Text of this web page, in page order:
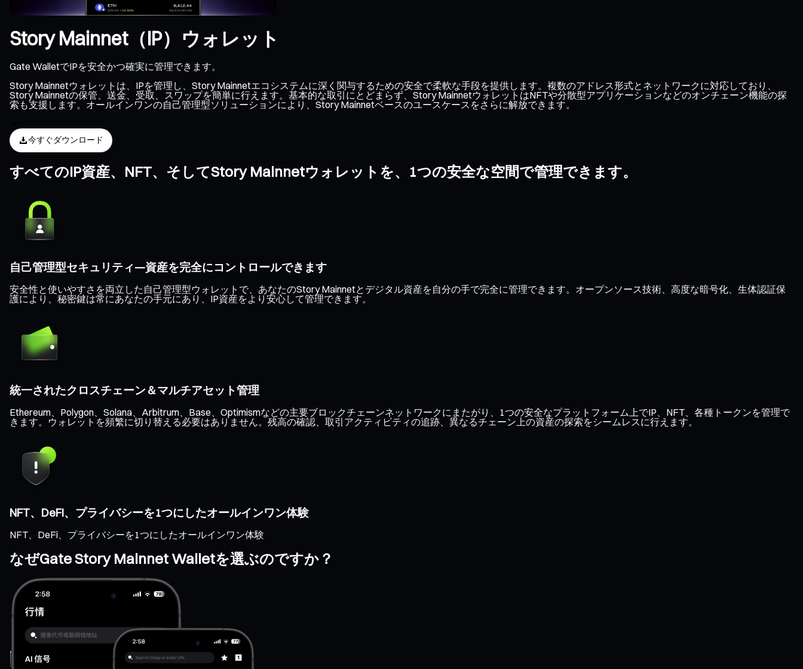
Story Mainnet（IP）ウォレット
Gate WalletでIPを安全かつ確実に管理できます。
Story Mainnetウォレットは、IPを管理し、Story Mainnetエコシステムに深く関与するための安全で柔軟な手段を提供します。複数のアドレス形式とネットワークに対応しており、
Story Mainnetの保管、送金、受取、スワップを簡単に行えます。基本的な取引にとどまらず、Story MainnetウォレットはNFTや分散型アプリケーションなどのオンチェーン機能の探
索も支援します。オールインワンの自己管理型ソリューションにより、Story Mainnetベースのユースケースをさらに解放できます。
今すぐダウンロード
すべてのIP資産、NFT、そしてStory Mainnetウォレットを、1つの安全な空間で管理できます。
自己管理型セキュリティ—資産を完全にコントロールできます
安全性と使いやすさを両立した自己管理型ウォレットで、あなたのStory Mainnetとデジタル資産を自分の手で完全に管理できます。オープンソース技術、高度な暗号化、生体認証保
護により、秘密鍵は常にあなたの手元にあり、IP資産をより安心して管理できます。
統一されたクロスチェーン＆マルチアセット管理
Ethereum、Polygon、Solana、Arbitrum、Base、Optimismなどの主要ブロックチェーンネットワークにまたがり、1つの安全なプラットフォーム上でIP、NFT、各種トークンを管理で
きます。ウォレットを頻繁に切り替える必要はありません。残高の確認、取引アクティビティの追跡、異なるチェーン上の資産の探索をシームレスに行えます。
NFT、DeFi、プライバシーを1つにしたオールインワン体験
NFT、DeFi、プライバシーを1つにしたオールインワン体験
なぜGate Story Mainnet Walletを選ぶのですか？